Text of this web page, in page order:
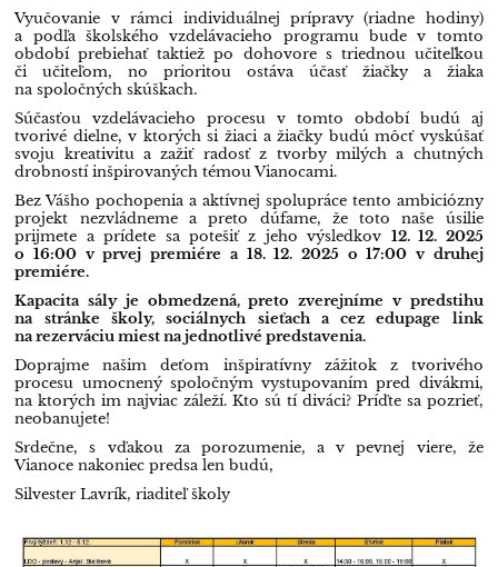
Vyučovanie v rámci individuálnej prípravy (riadne hodiny)
a podľa školského vzdelávacieho programu bude v tomto
období prebiehať taktiež po dohovore s triednou učiteľkou
či učiteľom, no prioritou ostáva účasť žiačky a žiaka
na spoločných skúškach.
Súčasťou vzdelávacieho procesu v tomto období budú aj
tvorivé dielne, v ktorých si žiaci a žiačky budú môcť vyskúšať
svoju kreativitu a zažiť radosť z tvorby milých a chutných
drobností inšpirovaných témou Vianocami.
Bez Vášho pochopenia a aktívnej spolupráce tento ambiciózny
projekt nezvládneme a preto dúfame, že toto naše úsilie
prijmete a prídete sa potešiť z jeho výsledkov 12. 12. 2025
o 16:00 v prvej premiére a 18. 12. 2025 o 17:00 v druhej
premiére.
Kapacita sály je obmedzená, preto zverejníme v predstihu
na stránke školy, sociálnych sieťach a cez edupage link
na rezerváciu miest na jednotlivé predstavenia.
Doprajme našim deťom inšpiratívny zážitok z tvorivého
procesu umocnený spoločným vystupovaním pred divákmi,
na ktorých im najviac záleží. Kto sú tí diváci? Príďte sa pozrieť,
neobanujete!
Srdečne, s vďakou za porozumenie, a v pevnej viere, že
Vianoce nakoniec predsa len budú,
Silvester Lavrík​, riaditeľ školy